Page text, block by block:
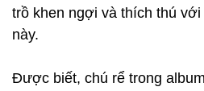
trồ khen ngợi và thích thú
này.
Được biết, chú rể trong